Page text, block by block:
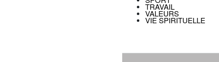
TRAVAIL
VALEURS
VIE SPIRITUELLE